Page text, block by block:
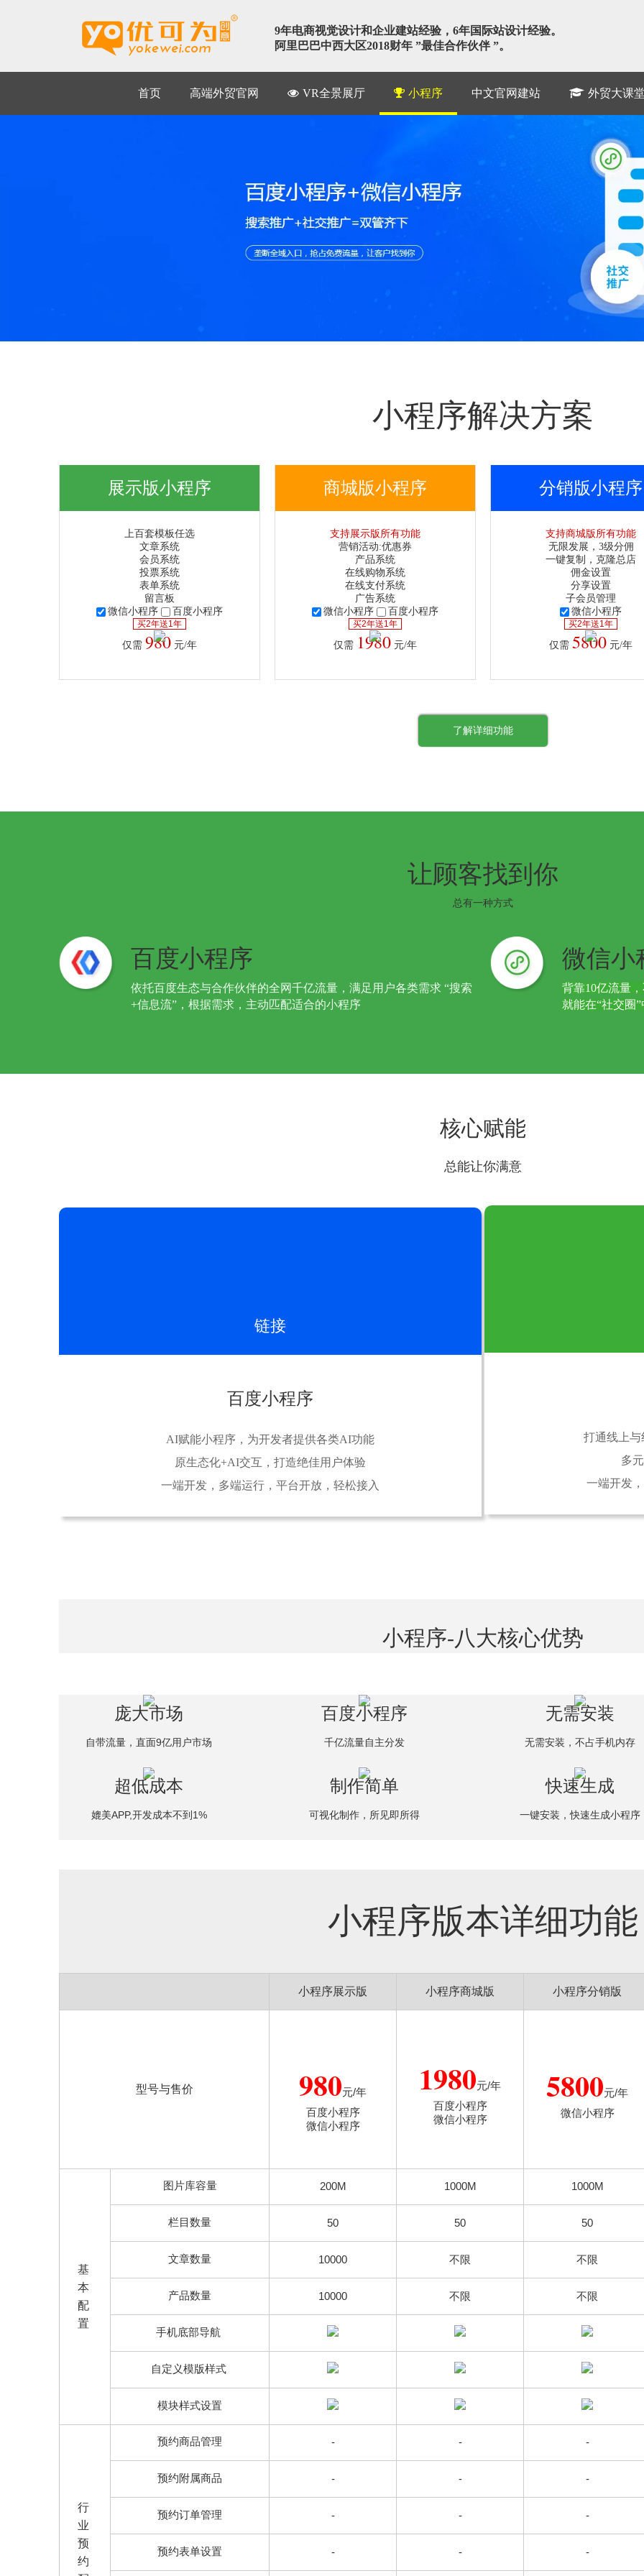
9年电商视觉设计和企业建站经验，6年国际站设计经验。
阿里巴巴中西大区2018财年 ”最佳合作伙伴 ”。
首页 高端外贸官网 VR全景展厅 小程序 中文官网建站 外贸大课堂
小程序解决方案
展示版小程序
上百套模板任选
文章系统
会员系统
投票系统
表单系统
留言板
微信小程序
百度小程序
买2年送1年
仅需 980 元/年
商城版小程序
支持展示版所有功能
营销活动:优惠券
产品系统
在线购物系统
在线支付系统
广告系统
微信小程序
百度小程序
买2年送1年
仅需 1980 元/年
分销版小程序
支持商城版所有功能
无限发展，3级分佣
一键复制，克隆总店
佣金设置
分享设置
子会员管理
微信小程序
买2年送1年
仅需 5800 元/年
了解详细功能
让顾客找到你
总有一种方式
百度小程序
依托百度生态与合作伙伴的全网千亿流量，满足用户各类需求 “搜索
+信息流”，根据需求，主动匹配适合的小程序
微信小
背靠10亿流量
就能在“社交圈
核心赋能
总能让你满意
链接
百度小程序
AI赋能小程序，为开发者提供各类AI功能
原生态化+AI交互，打造绝佳用户体验
一端开发，多端运行，平台开放，轻松接入
打通线上
多
一端开发
小程序-八大核心优势
庞大市场
自带流量，直面9亿用户市场
百度小程序
千亿流量自主分发
无需安装
无需安装，不占手机内存
超低成本
媲美APP,开发成本不到1%
制作简单
可视化制作，所见即所得
快速生成
一键安装，快速生成小程序
小程序版本详细功能
小程序展示版 小程序商城版 小程序分销版
型号与售价 980元/年
百度小程序
微信小程序
1980元/年
百度小程序
微信小程序
5800元/年
微信小程序
基
本
配
置
图片库容量 200M 1000M 1000M
栏目数量 50 50 50
文章数量 10000 不限 不限
产品数量 10000 不限 不限
手机底部导航
自定义模版样式
模块样式设置
行
业
预
约
预约商品管理 - - -
预约附属商品 - - -
预约订单管理 - - -
预约表单设置 - - -